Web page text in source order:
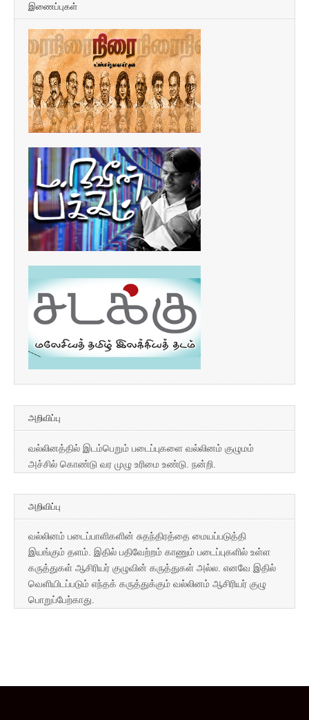
இணைப்புகள்
அறிவிப்பு
வல்லினத்தில் இடம்பெறும் படைப்புகளை வல்லினம் குழுமம்
அச்சில் கொண்டு வர முழு உரிமை உண்டு. நன்றி.
அறிவிப்பு
வல்லினம் படைப்பாளிகளின் சுதந்திரத்தை மையப்படுத்தி
இயங்கும் தளம். இதில் பதிவேற்றம் காணும் படைப்புகளில் உள்ள
கருத்துகள் ஆசிரியர் குழுவின் கருத்துகள் அல்ல. எனவே இதில்
வெளியிடப்படும் எந்தக் கருத்துக்கும் வல்லினம் ஆசிரியர் குழு
பொறுப்பேற்காது.